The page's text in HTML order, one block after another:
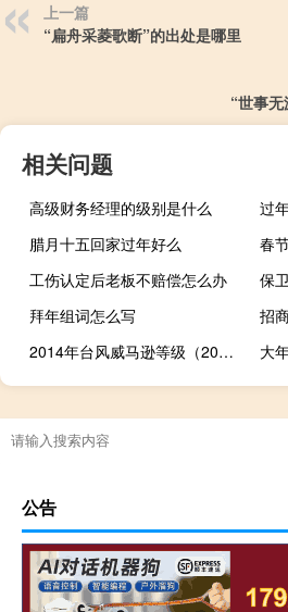
上一篇
“扁舟采菱歌断”的出处是哪里
“世事
相关问题
高级财务经理的级别是什么
过
腊月十五回家过年好么
春
工伤认定后老板不赔偿怎么办
保
拜年组词怎么写
2014年台风威马逊等级（2015年台风威马逊有多少级）
大
公告